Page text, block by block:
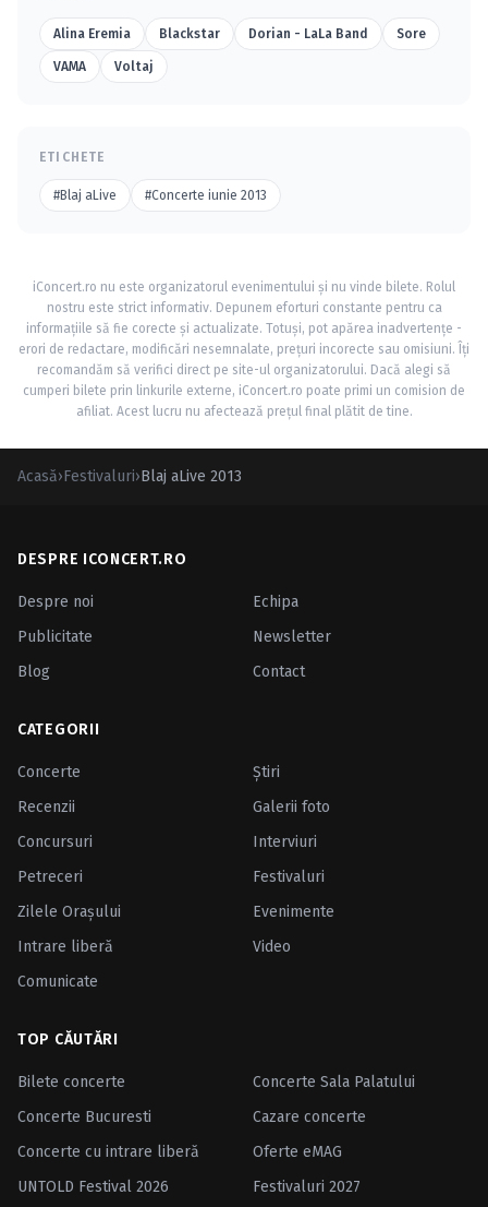
Alina Eremia Blackstar Dorian - LaLa Band Sore
VAMA Voltaj
ETICHETE
#Blaj aLive #Concerte iunie 2013
iConcert.ro nu este organizatorul evenimentului și nu vinde bilete. Rolul
nostru este strict informativ. Depunem eforturi constante pentru ca
informațiile să fie corecte și actualizate. Totuși, pot apărea inadvertențe -
erori de redactare, modificări nesemnalate, prețuri incorecte sau omisiuni. Îți
recomandăm să verifici direct pe site-ul organizatorului. Dacă alegi să
cumperi bilete prin linkurile externe, iConcert.ro poate primi un comision de
afiliat. Acest lucru nu afectează prețul final plătit de tine.
Acasă›Festivaluri›Blaj aLive 2013
DESPRE ICONCERT.RO
Despre noi
Echipa
Publicitate
Newsletter
Blog
Contact
CATEGORII
Concerte
Ştiri
Recenzii
Galerii foto
Concursuri
Interviuri
Petreceri
Festivaluri
Zilele Oraşului
Evenimente
Intrare liberă
Video
Comunicate
TOP CĂUTĂRI
Bilete concerte
Concerte Sala Palatului
Concerte Bucuresti
Cazare concerte
Concerte cu intrare liberă
Oferte eMAG
UNTOLD Festival 2026
Festivaluri 2027